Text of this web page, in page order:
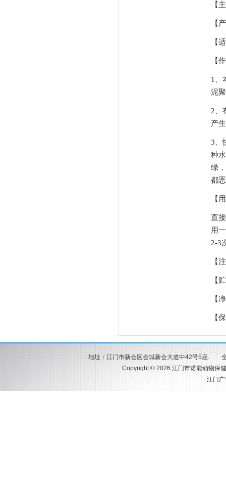
【
【
【
【
1、
泥
2、
产
3、
种
绿
都
【
直
用
2-3
【
【
【
【
地址：江门市新会区会城新会大道中42号5座.
Copyright © 2026 江门市诺能动物保
江门